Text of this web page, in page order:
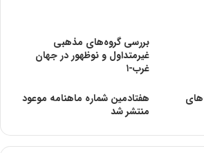
بررسی گروه‌های مذهبی
غیرمتداول و نوظهور در جهان
غرب-۱
هفتادمین شماره ماهنامه موعود
منتشر شد